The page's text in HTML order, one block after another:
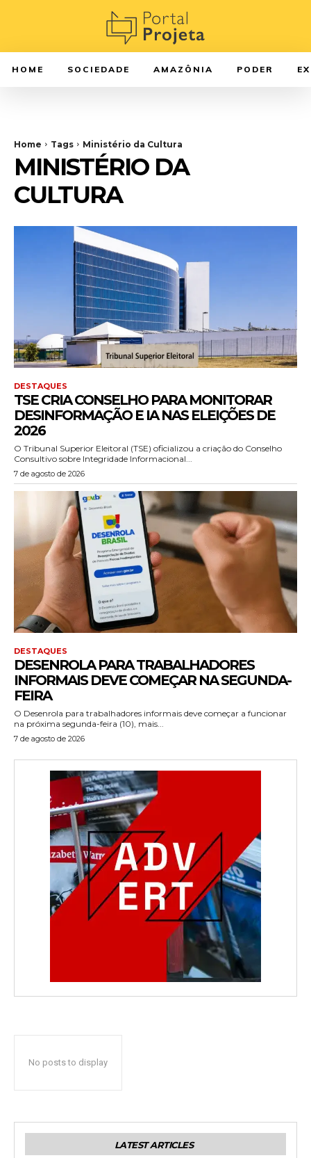
HOME SOCIEDADE AMAZÔNIA PODER
Home Tags Ministério da Cultura
MINISTÉRIO DA
CULTURA
DESTAQUES
TSE CRIA CONSELHO PARA MONITORAR
DESINFORMAÇÃO E IA NAS ELEIÇÕES DE
2026
O Tribunal Superior Eleitoral (TSE) oficializou a criação do Conselho
Consultivo sobre Integridade Informacional...
7 de agosto de 2026
DESTAQUES
DESENROLA PARA TRABALHADORES
INFORMAIS DEVE COMEÇAR NA SEGUNDA-
FEIRA
O Desenrola para trabalhadores informais deve começar a funcionar
na próxima segunda-feira (10), mais...
7 de agosto de 2026
No posts to display
LATEST ARTICLES